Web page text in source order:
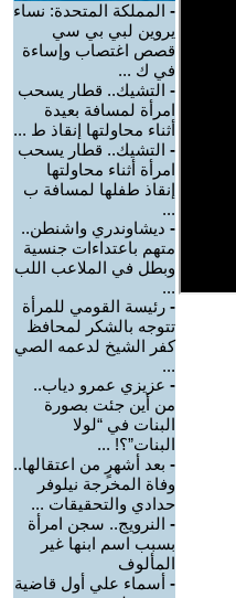
- المملكة المتحدة: نساء
يروين لبي بي سي
قصص اغتصاب وإساءة
في ك ...
- التشيك.. قطار يسحب
امرأة لمسافة بعيدة
أثناء محاولتها إنقاذ ط ...
- التشيك.. قطار يسحب
امرأة أثناء محاولتها
إنقاذ طفلها لمسافة ب
...
- ديشاوندري واشنطن..
متهم باعتداءات جنسية
وبطل في الملاعب اللب
...
- رئيسة القومي للمرأة
تتوجه بالشكر لمحافظ
كفر الشيخ لدعمه الصي
...
- عزيزي عمرو دياب..
من أين جئت بصورة
البنات في “لولا
البنات”؟! ...
- بعد أشهرٍ من اعتقالها..
وفاة المخرجة نيلوفر
حدادي والتحقيقات ...
- النرويج.. سجن امرأة
بسبب اسم ابنها غير
المألوف
- أسماء علي أول قاضية